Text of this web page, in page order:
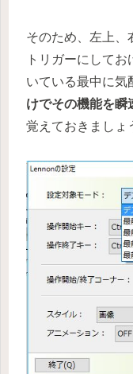
そのため、左上、
トリガーにして
いている最中に気
けでその機能を瞬
覚えておきましょ